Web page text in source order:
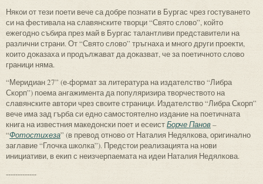
Някои от тези поети вече са добре познати в Бургас чрез гостуването
си на фестивала на славянските творци “Свято слово”, който
ежегодно събира през май в Бургас талантливи представители на
различни страни. От “Свято слово” тръгнаха и много други проекти,
които доказаха и продължават да доказват, че за поетичното слово
граници няма.
“Меридиан 27” (е-формат за литература на издателство “Либра
Скорп”) поема ангажимента да популяризира творчеството на
славянските автори чрез своите страници. Издателство “Либра Скорп”
вече има зад гърба си едно самостоятелно издание на поетичната
книга на известния македонски поет и есеистБорче Панов–
“Фотостихеза” (в превод отново от Наталия Недялкова, оригинално
заглавие “Глочка школка”). Предстои реализацията на нови
инициативи, в екип с неизчерпаемата на идеи Наталия Недялкова.
-------------